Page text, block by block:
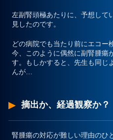
左副腎頭極あたりに、予想して
見したのです。
どの病院でも当たり前にエコー
今、このように偶然に副腎腫瘍
す。もしかすると、先生も同じ
んが…
摘出か、経過観察か？
腎腫瘍の対応が難しい理由のひ